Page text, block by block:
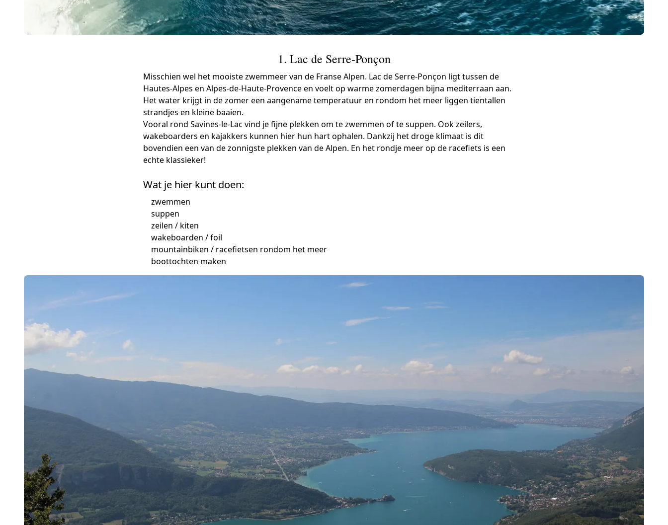
1. Lac de Serre-Ponçon
Misschien wel het mooiste zwemmeer van de Franse Alpen. Lac de Serre-Ponçon ligt tussen de
Hautes-Alpes en Alpes-de-Haute-Provence en voelt op warme zomerdagen bijna mediterraan aan.
Het water krijgt in de zomer een aangename temperatuur en rondom het meer liggen tientallen
strandjes en kleine baaien.
Vooral rond Savines-le-Lac vind je fijne plekken om te zwemmen of te suppen. Ook zeilers,
wakeboarders en kajakkers kunnen hier hun hart ophalen. Dankzij het droge klimaat is dit
bovendien een van de zonnigste plekken van de Alpen. En het rondje meer op de racefiets is een
echte klassieker!
Wat je hier kunt doen:
zwemmen
suppen
zeilen / kiten
wakeboarden / foil
mountainbiken / racefietsen rondom het meer
boottochten maken